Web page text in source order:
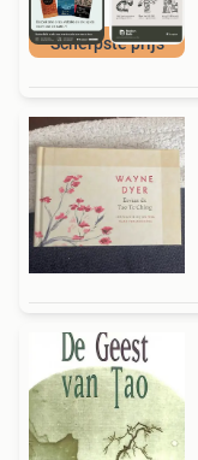
Scherpste prijs